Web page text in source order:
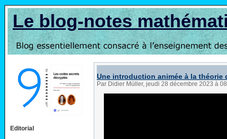
Le blog-notes
Editorial
Une introduction animée à la théorie
Par Didier Müller, jeudi 28 décembre 2023 à